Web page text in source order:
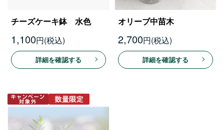
チーズケーキ鉢 水色
1,100円
詳細を確認する
オリーブ中苗木
2,700円
詳細を確認する